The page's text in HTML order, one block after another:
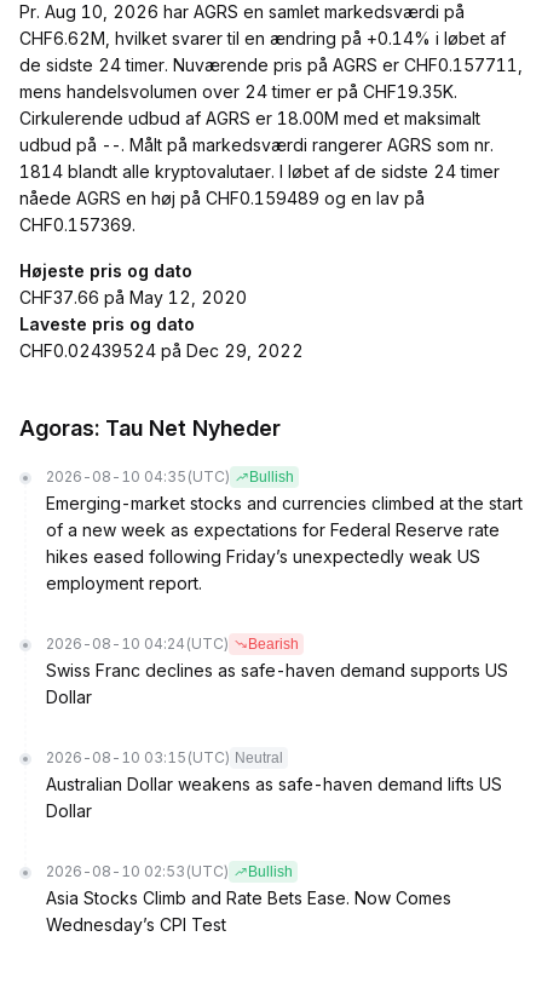
Pr. Aug 10, 2026 har AGRS en samlet markedsværdi på
CHF6.62M, hvilket svarer til en ændring på +0.14% i løbet af
de sidste 24 timer. Nuværende pris på AGRS er CHF0.157711,
mens handelsvolumen over 24 timer er på CHF19.35K.
Cirkulerende udbud af AGRS er 18.00M med et maksimalt
udbud på --. Målt på markedsværdi rangerer AGRS som nr.
1814 blandt alle kryptovalutaer. I løbet af de sidste 24 timer
nåede AGRS en høj på CHF0.159489 og en lav på
CHF0.157369.
Højeste pris og dato
CHF37.66 på May 12, 2020
Laveste pris og dato
CHF0.02439524 på Dec 29, 2022
Agoras: Tau Net Nyheder
2026-08-10 04:35 (UTC) Bullish
Emerging-market stocks and currencies climbed at the start
of a new week as expectations for Federal Reserve rate
hikes eased following Friday’s unexpectedly weak US
employment report.
2026-08-10 04:24 (UTC) Bearish
Swiss Franc declines as safe-haven demand supports US
Dollar
2026-08-10 03:15 (UTC) Neutral
Australian Dollar weakens as safe-haven demand lifts US
Dollar
2026-08-10 02:53 (UTC) Bullish
Asia Stocks Climb and Rate Bets Ease. Now Comes
Wednesday’s CPI Test